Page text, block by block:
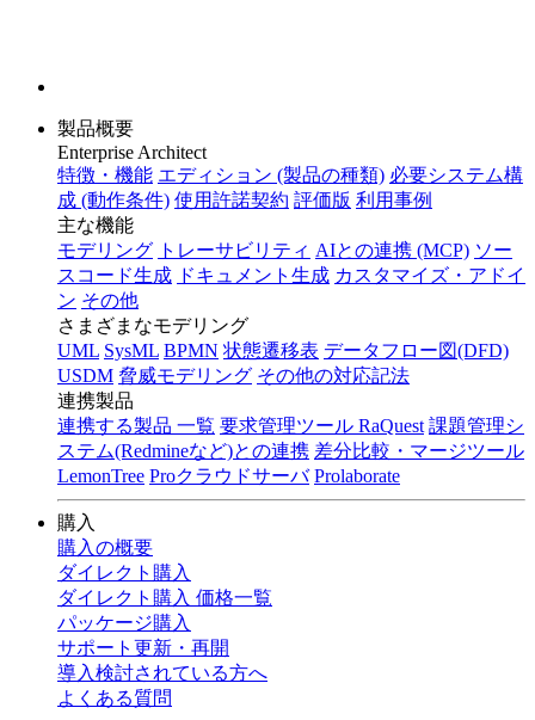
製品概要
Enterprise Architect
特徴・機能 エディション (製品の種類) 必要システム構
成 (動作条件) 使用許諾契約 評価版 利用事例
主な機能
モデリング トレーサビリティ AIとの連携 (MCP) ソー
スコード生成 ドキュメント生成 カスタマイズ・アドイ
ン その他
さまざまなモデリング
UML SysML BPMN 状態遷移表 データフロー図(DFD)
USDM 脅威モデリング その他の対応記法
連携製品
連携する製品 一覧 要求管理ツール RaQuest 課題管理シ
ステム(Redmineなど)との連携 差分比較・マージツール
LemonTree Proクラウドサーバ Prolaborate
購入
購入の概要
ダイレクト購入
ダイレクト購入 価格一覧
パッケージ購入
サポート更新・再開
導入検討されている方へ
よくある質問